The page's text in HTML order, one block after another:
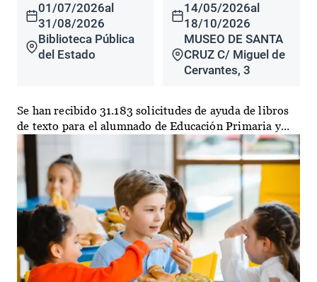
01/07/2026al
31/08/2026
Biblioteca Pública
del Estado
14/05/2026al
18/10/2026
MUSEO DE SANTA
CRUZ C/ Miguel de
Cervantes, 3
Se han recibido 31.183 solicitudes de ayuda de libros
de texto para el alumnado de Educación Primaria y...